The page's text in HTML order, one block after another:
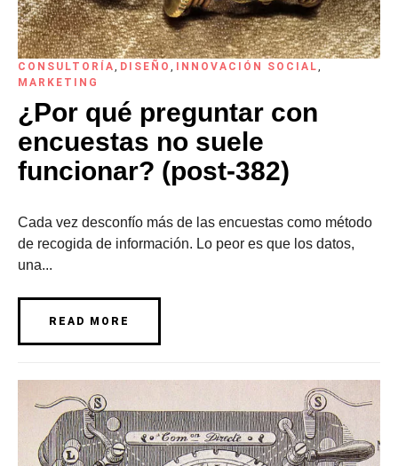
CONSULTORÍA, DISEÑO , INNOVACIÓN SOCIAL,
MARKETING
¿Por qué preguntar con
encuestas no suele
funcionar? (post-382)
Cada vez desconfío más de las encuestas como método
de recogida de información. Lo peor es que los datos,
una...
READ MORE